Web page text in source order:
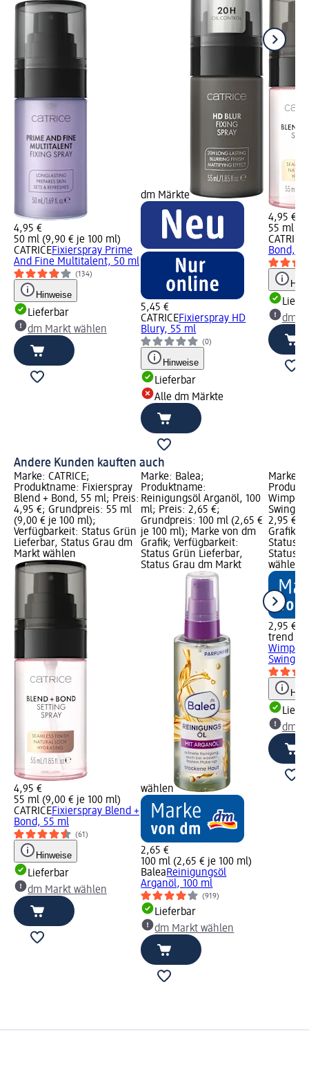
4,95 €
50 ml (9,90 € je 100 ml)
CATRICEFixierspray Prime
And Fine Multitalent, 50 ml
(134)
Hinweise
Lieferbar
dm Markt wählen
dm Märkte
5,45 €
CATRICEFixierspray HD
Blury, 55 ml
(0)
Hinweise
Lieferbar
Alle dm Märkte
4,95 €
55 ml
CATRICE
Bond,
dm
Andere Kunden kauften auch
Marke: CATRICE;
Produktname: Fixierspray
Blend + Bond, 55 ml; Preis:
4,95 €; Grundpreis: 55 ml
(9,00 € je 100 ml);
Verfügbarkeit: Status Grün
Lieferbar, Status Grau dm
Markt wählen
4,95 €
55 ml (9,00 € je 100 ml)
CATRICEFixierspray Blend +
Bond, 55 ml
(61)
Hinweise
Lieferbar
dm Markt wählen
Marke: Balea;
Produktname:
Reinigungsöl Arganöl, 100
ml; Preis: 2,65 €;
Grundpreis: 100 ml (2,65 €
je 100 ml); Marke von dm
Grafik; Verfügbarkeit:
Status Grün Lieferbar,
Status Grau dm Markt
wählen
2,65 €
100 ml (2,65 € je 100 ml)
BaleaReinigungsöl
Arganöl, 100 ml
(919)
Lieferbar
dm Markt wählen
Marke:
Swing
2,95 €;
Grafik;
Status
Status
wählen
2,95 €
trend !t
Swing
dm